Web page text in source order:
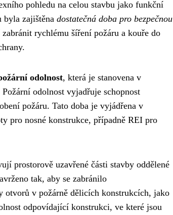
pohledu na celou stavbu jako funkční
byla zajištěna dostatečná doba pro bezpečnou
rychlému šíření požáru a kouře do
odolnost, která je stanovena v
odolnost vyjadřuje schopnost
požáru. Tato doba je vyjádřena v
pro nosné konstrukce, případně REI pro
prostorově uzavřené části stavby oddělené
tak, aby se zabránilo
otvorů v požárně dělicích konstrukcích, jako
odpovídající konstrukci, ve které jsou